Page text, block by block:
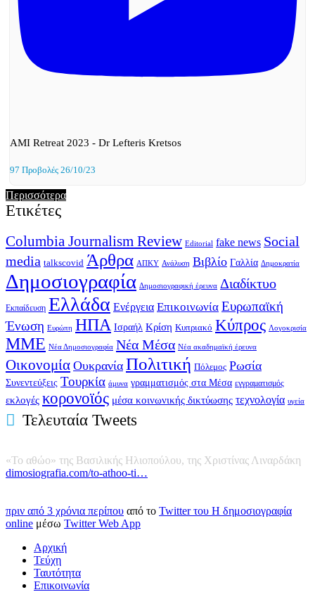
AMI Retreat 2023 - Dr Lefteris Kretsos
97 Προβολές 26/10/23
Περισσότερα
Ετικέτες
Columbia Journalism Review Editorial fake news Social
media talkscovid Άρθρα ΑΠΚΥ Ανάλυση Βιβλίο Γαλλία Δημοκρατία
Δημοσιογραφία Δημοσιογραφική έρευνα Διαδίκτυο
Εκπαίδευση Ελλάδα Ενέργεια Επικοινωνία Ευρωπαϊκή
Ένωση Ευρώπη ΗΠΑ Ισραήλ Κρίση Κυπριακό Κύπρος Λογοκρισία
ΜΜΕ Νέα Δημοσιογραφία Νέα Μέσα Νέα ακαδημαϊκή έρευνα
Οικονομία Ουκρανία Πολιτική Πόλεμος Ρωσία
Συνεντεύξεις Τουρκία άμυνα γραμματισμός στα Μέσα εγγραματισμός
εκλογές κορονοϊός μέσα κοινωνικής δικτύωσης τεχνολογία υγεία
Τελευταία Tweets
«Το αθώο» της Βασιλικής Ηλιοπούλου, της Χριστίνας Λιναρδάκη
dimosiografia.com/to-athoo-ti…
πριν από 3 χρόνια περίπου από το Twitter του Η δημοσιογραφία
online μέσω Twitter Web App
Αρχική
Τεύχη
Ταυτότητα
Επικοινωνία